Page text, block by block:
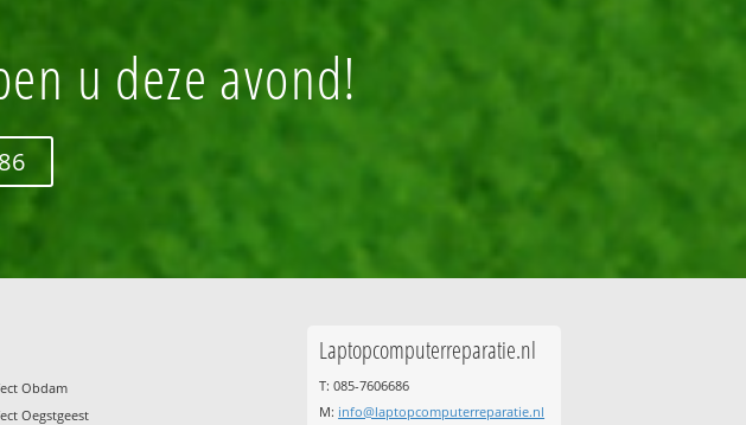
u deze avond!
Obdam
Oegstgeest
Laptopcomputerreparatie.nl
T: 085-7606686
M: info@laptopcomputerreparatie.nl